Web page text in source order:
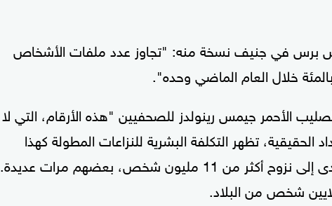
برس في جنيف نسخة منه: "تجاوز عدد ملفات الأشخاص
الأحمر جيمس رينولدز للصحفيين "هذه الأرقام، التي لا
تظهر التكلفة البشرية للنزاعات المطولة كهذا
النزاع"، مشيرا إلى أن تغير خطوط الجبهة أدى إلى نزوح أكثر من 11 مليون شخص، بعضهم مرات عديدة.